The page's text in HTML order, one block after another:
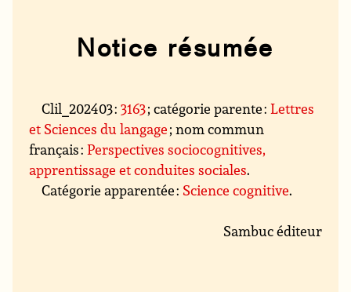
Notice résumée
Clil_202403 :3163; catégorie parente :Lettres
et Sciences du langage; nom commun
français :Perspectives sociocognitives,
apprentissage et conduites sociales.
Catégorie apparentée : Science cognitive.
Sambuc éditeur